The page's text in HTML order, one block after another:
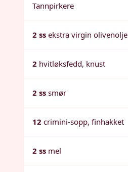
Tannpirkere
2 ss ekstra virgin olivenolje
2 hvitløksfedd, knust
2 ss smør
12 crimini-sopp, finhakket
2 ss mel